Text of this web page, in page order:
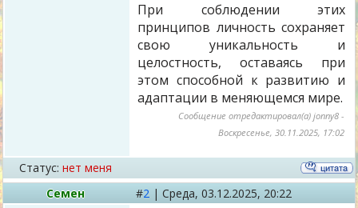
При соблюдении этих
принципов личность сохраняет
свою уникальность и
целостность, оставаясь при
этом способной к развитию и
адаптации в меняющемся мире.
Сообщение отредактировал(а) jonny8 -
Воскресенье, 30.11.2025, 17:02
Статус: нет меня
Семен
#2 | Среда, 03.12.2025, 20:22